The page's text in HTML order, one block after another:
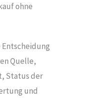
ohne
Entscheidung
Quelle,
Status der
und